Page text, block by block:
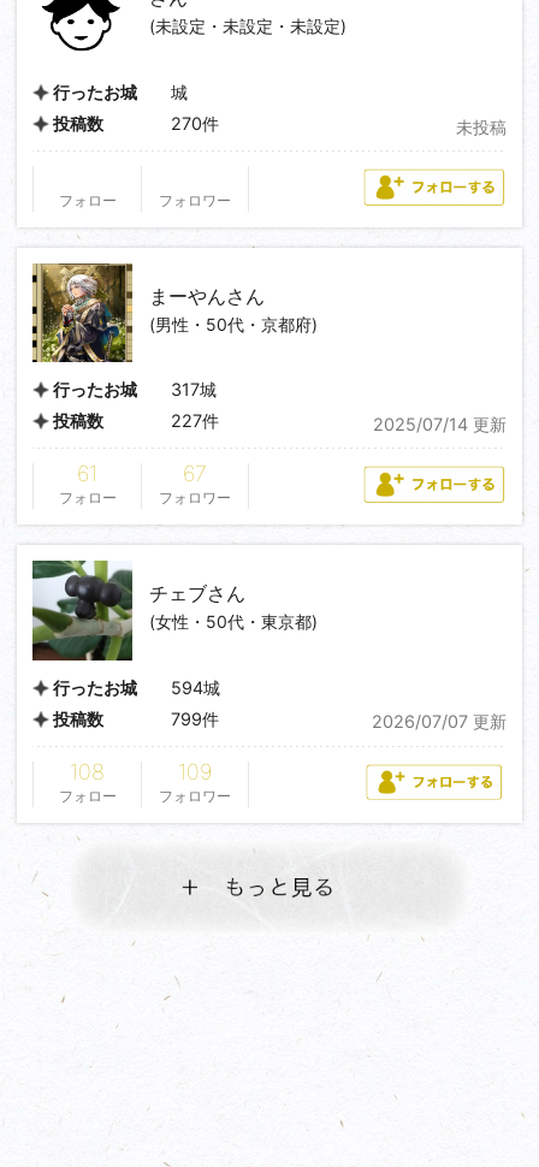
(未設定・未設定・未設定)
行ったお城 城
投稿数 270件 未投稿
フォロー フォロワー
まーやんさん
(男性・50代・京都府)
行ったお城 317城
投稿数 227件 2025/07/14 更新
61
フォロー
67
フォロワー
チェブさん
(女性・50代・東京都)
行ったお城 594城
投稿数 799件 2026/07/07 更新
108
フォロー
109
フォロワー